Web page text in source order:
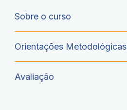
Sobre o curso
Orientações Metodológicas
Avaliação